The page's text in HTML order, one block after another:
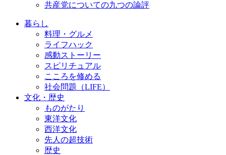
共産党についての九つの論評
暮らし
料理・グルメ
ライフハック
感動ストーリー
スピリチュアル
こころを修める
社会問題（LIFE）
文化・歴史
ものがたり
東洋文化
西洋文化
先人の超技術
歴史